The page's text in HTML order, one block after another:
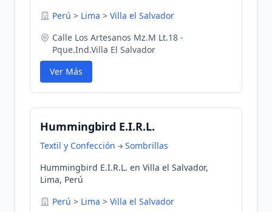
Perú > Lima > Villa el Salvador
Calle Los Artesanos Mz.M Lt.18 -
Pque.Ind.Villa El Salvador
Ver Más
Hummingbird E.I.R.L.
Textil y Confección
Sombrillas
Hummingbird E.I.R.L. en Villa el Salvador,
Lima, Perú
Perú > Lima > Villa el Salvador